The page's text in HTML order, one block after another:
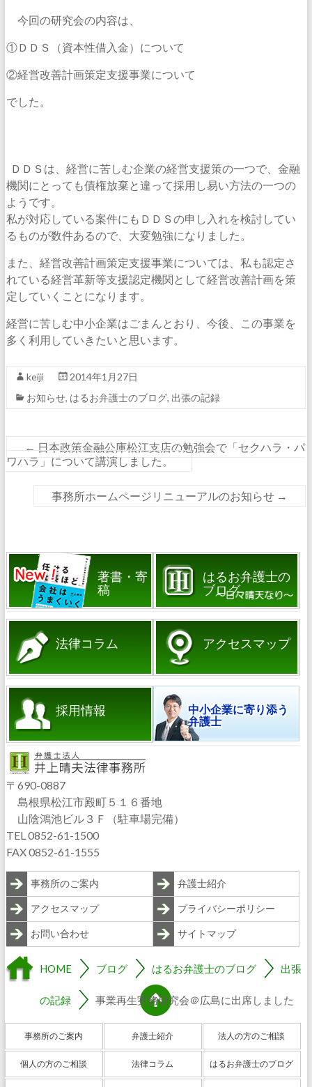
今回の研究会の内容は、
①ＤＤＳ（資本性借入金）について
②経営改善計画策定支援事業について
でした。
ＤＤＳは、経営に苦しむ企業の経営支援策の一つで、金融
機関にとっても債権放棄と違って採用し易い方法の一つの
ようです。
私が対応している案件にもＤＤＳの申し入れを検討してい
るものが数件あるので、大変勉強になりました。
また、経営改善計画策定支援事業については、私も認定さ
れている経営革新等支援認定機関として経営改善計画を策
定していくことになります。
経営に苦しむ中小企業はごまんとおり、今後、この事業を
多く利用していきたいと思います。
keiji
2014年1月27日
お知らせ, はるお弁護士のブログ, 出張の記録
← 日本政策金融公庫松江支店の勉強会で「セクハラ・パ
ワハラ」について講演しました。
事務所ホームページリニューアルのお知らせ →
著書・寄
稿
はるお弁護士の
ブログ
法律コラム アクセスマップ
採用情報
中小企業に寄り添う
弁護士
〒690-0887
島根県松江市殿町５１６番地
山陰鴻池ビル３Ｆ（駐車場完備）
TEL 0852-61-1500
FAX 0852-61-1555
事務所のご案内 弁護士紹介
アクセスマップ プライバシーポリシー
お問い合わせ サイトマップ
HOME ブログ はるお弁護士のブログ 出張
の記録 事業再生実務研究会＠広島に出席しました
事務所のご案内 弁護士紹介 法人の方のご相談
個人の方のご相談 法律コラム はるお弁護士のブログ